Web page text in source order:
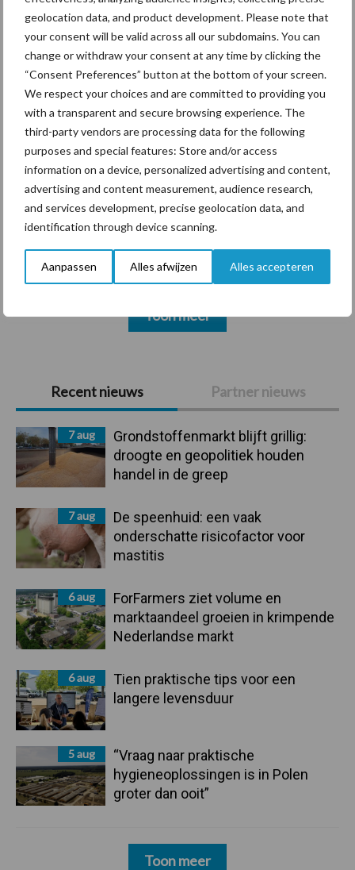
geolocation data, and product development. Please note that
your consent will be valid across all our subdomains. You can
change or withdraw your consent at any time by clicking the
“Consent Preferences” button at the bottom of your screen.
We respect your choices and are committed to providing you
with a transparent and secure browsing experience. The
third-party vendors are processing data for the following
purposes and special features: Store and/or access
information on a device, personalized advertising and content,
advertising and content measurement, audience research,
and services development, precise geolocation data, and
identification through device scanning.
Aanpassen Alles afwijzen Alles accepteren
Primaire
Sidebar
Recent nieuws Partner nieuws
7 aug
Grondstoffenmarkt blijft grillig:
droogte en geopolitiek houden
handel in de greep
7 aug
De speenhuid: een vaak
onderschatte risicofactor voor
mastitis
6 aug
ForFarmers ziet volume en
marktaandeel groeien in krimpende
Nederlandse markt
6 aug
Tien praktische tips voor een
langere levensduur
5 aug
“Vraag naar praktische
hygieneoplossingen is in Polen
groter dan ooit”
Toon meer
Themapagina's
Diergezondheid Bemesting Fokkerij
Bedrijfsnieuws
Ligbox &
Voerhekken
Toon meer